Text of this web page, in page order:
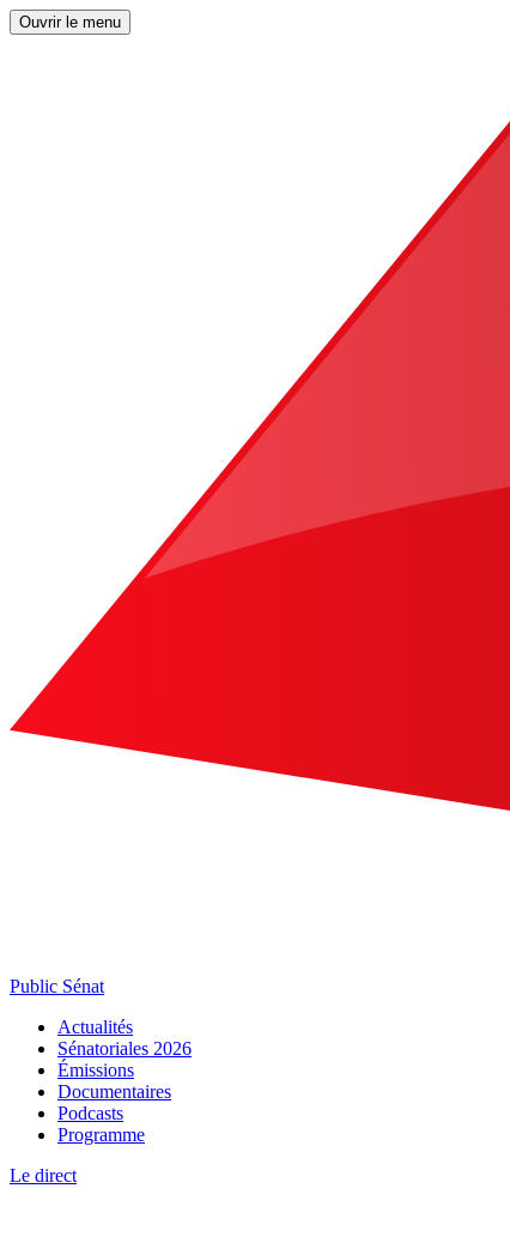
Ouvrir le menu
Public Sénat
Actualités
Sénatoriales 2026
Émissions
Documentaires
Podcasts
Programme
Le direct